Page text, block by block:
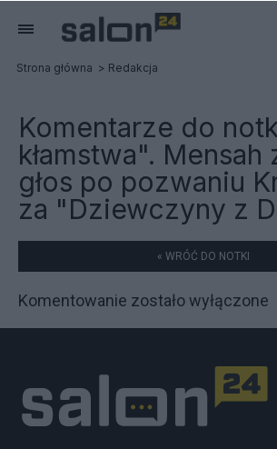
Strona główna Redakcja
Komentarze do
kłamstwa". Mensah
głos po pozwaniu
za "Dziewczyny z
« WRÓĆ DO NOTKI
Komentowanie zostało wyłączone